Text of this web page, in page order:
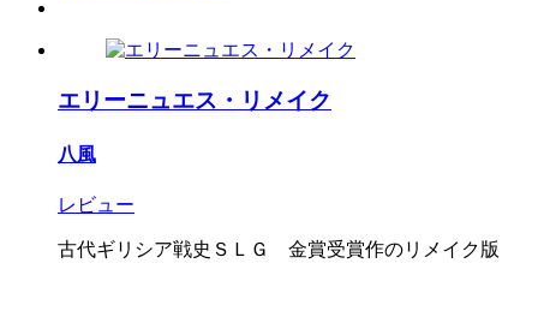
エリーニュエス・リメイク
八風
レビュー
古代ギリシア戦史ＳＬＧ 金賞受賞作のリメイク版